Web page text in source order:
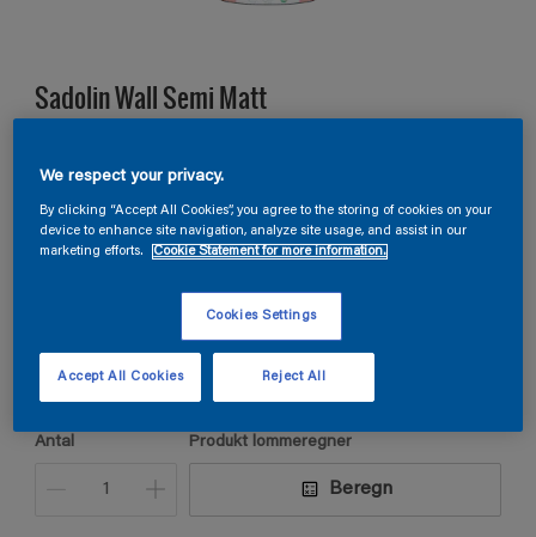
Sadolin Wall Semi Matt
2,5L
Antal Produkt lommeregner
Beregn
We respect your privacy.
By clicking “Accept All Cookies”, you agree to the storing of cookies on your
device to enhance site navigation, analyze site usage, and assist in our
marketing efforts.
Cookie Statement for more information.
Cookies Settings
Reject All
Accept All Cookies